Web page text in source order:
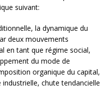
suivant:
la dynamique du
deux mouvements
en tant que régime social,
du mode de
organique du capital,
chute tendancielle